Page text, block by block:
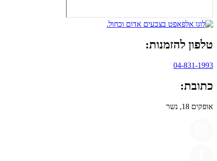
טלפון להזמנות:
04-831-1993
כתובת:
אופקים 18, נשר